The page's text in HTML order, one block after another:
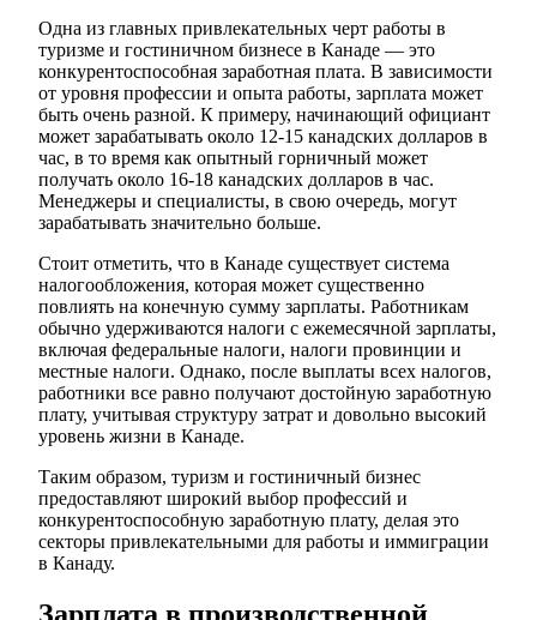
Одна из главных привлекательных черт работы в
туризме и гостиничном бизнесе в Канаде — это
конкурентоспособная заработная плата. В зависимости
от уровня профессии и опыта работы, зарплата может
быть очень разной. К примеру, начинающий официант
может зарабатывать около 12-15 канадских долларов в
час, в то время как опытный горничный может
получать около 16-18 канадских долларов в час.
Менеджеры и специалисты, в свою очередь, могут
зарабатывать значительно больше.
Стоит отметить, что в Канаде существует система
налогообложения, которая может существенно
повлиять на конечную сумму зарплаты. Работникам
обычно удерживаются налоги с ежемесячной зарплаты,
включая федеральные налоги, налоги провинции и
местные налоги. Однако, после выплаты всех налогов,
работники все равно получают достойную заработную
плату, учитывая структуру затрат и довольно высокий
уровень жизни в Канаде.
Таким образом, туризм и гостиничный бизнес
предоставляют широкий выбор профессий и
конкурентоспособную заработную плату, делая это
секторы привлекательными для работы и иммиграции
в Канаду.